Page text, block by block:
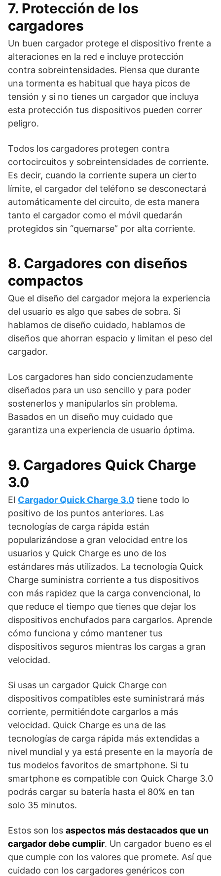
7. Protección de los
cargadores
Un buen cargador protege el dispositivo frente a
alteraciones en la red e incluye protección
contra sobreintensidades. Piensa que durante
una tormenta es habitual que haya picos de
tensión y si no tienes un cargador que incluya
esta protección tus dispositivos pueden correr
peligro.
Todos los cargadores protegen contra
cortocircuitos y sobreintensidades de corriente.
Es decir, cuando la corriente supera un cierto
límite, el cargador del teléfono se desconectará
automáticamente del circuito, de esta manera
tanto el cargador como el móvil quedarán
protegidos sin “quemarse” por alta corriente.
8. Cargadores con diseños
compactos
Que el diseño del cargador mejora la experiencia
del usuario es algo que sabes de sobra. Si
hablamos de diseño cuidado, hablamos de
diseños que ahorran espacio y limitan el peso del
cargador.
Los cargadores han sido concienzudamente
diseñados para un uso sencillo y para poder
sostenerlos y manipularlos sin problema.
Basados en un diseño muy cuidado que
garantiza una experiencia de usuario óptima.
9. Cargadores Quick Charge
3.0
El Cargador Quick Charge 3.0 tiene todo lo
positivo de los puntos anteriores. Las
tecnologías de carga rápida están
popularizándose a gran velocidad entre los
usuarios y Quick Charge es uno de los
estándares más utilizados. La tecnología Quick
Charge suministra corriente a tus dispositivos
con más rapidez que la carga convencional, lo
que reduce el tiempo que tienes que dejar los
dispositivos enchufados para cargarlos. Aprende
cómo funciona y cómo mantener tus
dispositivos seguros mientras los cargas a gran
velocidad.
Si usas un cargador Quick Charge con
dispositivos compatibles este suministrará más
corriente, permitiéndote cargarlos a más
velocidad. Quick Charge es una de las
tecnologías de carga rápida más extendidas a
nivel mundial y ya está presente en la mayoría de
tus modelos favoritos de smartphone. Si tu
smartphone es compatible con Quick Charge 3.0
podrás cargar su batería hasta el 80% en tan
solo 35 minutos.
Estos son los aspectos más destacados que un
cargador debe cumplir. Un cargador bueno es el
que cumple con los valores que promete. Así que
cuidado con los cargadores genéricos con